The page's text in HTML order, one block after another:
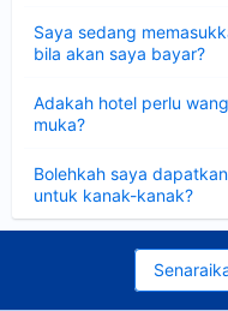
Saya sedang
bila akan saya bayar?
Adakah hotel perlu
muka?
Bolehkah saya
untuk kanak-kanak?